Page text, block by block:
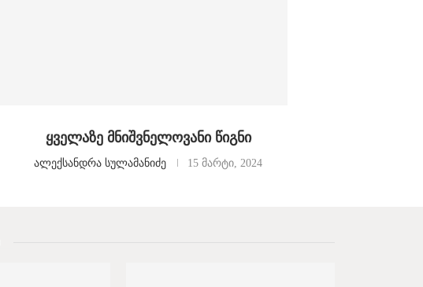
ყველაზე მნიშვნელოვანი წიგნი
ალექსანდრა სულამანიძე 15 მარტი, 2024